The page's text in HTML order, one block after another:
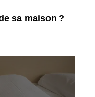
sa maison ?